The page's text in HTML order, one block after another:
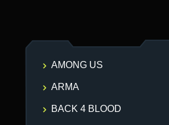
AMONG US
ARMA
BACK 4 BLOOD